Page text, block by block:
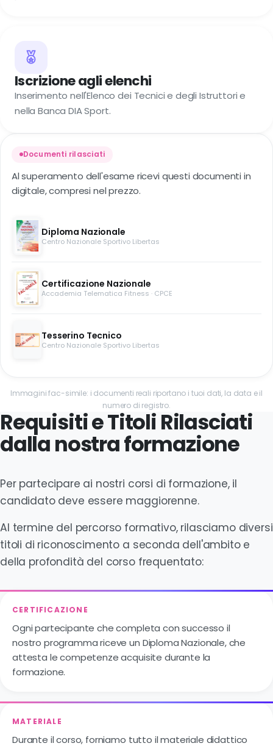
Iscrizione agli elenchi
Inserimento nell'Elenco dei Tecnici e degli Istruttori e
nella Banca DIA Sport.
Documenti rilasciati
Al superamento dell'esame ricevi questi documenti in
digitale, compresi nel prezzo.
Diploma Nazionale
Centro Nazionale Sportivo Libertas
Certificazione Nazionale
Accademia Telematica Fitness · CPCE
Tesserino Tecnico
Centro Nazionale Sportivo Libertas
Immagini fac-simile: i documenti reali riportano i tuoi dati, la data e il
numero di registro.
Requisiti e Titoli Rilasciati
dalla nostra formazione
Per partecipare ai nostri corsi di formazione, il
candidato deve essere maggiorenne.
Al termine del percorso formativo, rilasciamo diversi
titoli di riconoscimento a seconda dell'ambito e
della profondità del corso frequentato:
CERTIFICAZIONE
Ogni partecipante che completa con successo il
nostro programma riceve un Diploma Nazionale, che
attesta le competenze acquisite durante la
formazione.
MATERIALE
Durante il corso, forniamo tutto il materiale didattico